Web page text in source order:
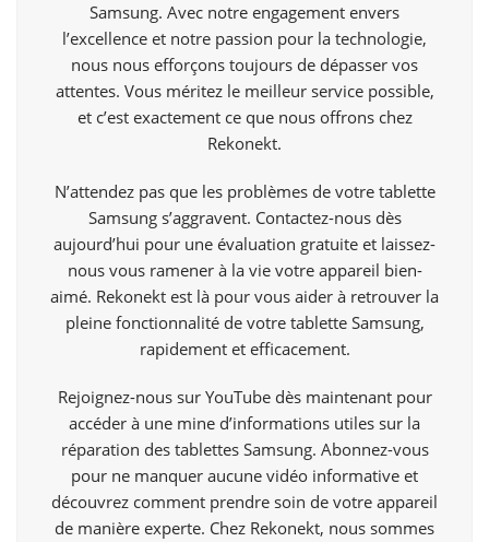
Samsung. Avec notre engagement envers
l’excellence et notre passion pour la technologie,
nous nous efforçons toujours de dépasser vos
attentes. Vous méritez le meilleur service possible,
et c’est exactement ce que nous offrons chez
Rekonekt.
N’attendez pas que les problèmes de votre tablette
Samsung s’aggravent. Contactez-nous dès
aujourd’hui pour une évaluation gratuite et laissez-
nous vous ramener à la vie votre appareil bien-
aimé. Rekonekt est là pour vous aider à retrouver la
pleine fonctionnalité de votre tablette Samsung,
rapidement et efficacement.
Rejoignez-nous sur YouTube dès maintenant pour
accéder à une mine d’informations utiles sur la
réparation des tablettes Samsung. Abonnez-vous
pour ne manquer aucune vidéo informative et
découvrez comment prendre soin de votre appareil
de manière experte. Chez Rekonekt, nous sommes